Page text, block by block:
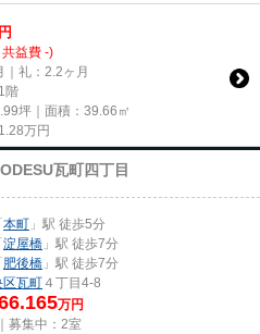
円
益費 -)
｜礼：2.2ヶ月
階
坪｜面積：39.66㎡
1.28万円
瓦町四丁目
本町 」駅 徒歩5分
淀屋橋 」駅 徒歩7分
肥後橋 」駅 徒歩7分
区瓦町 ４丁目4-8
万円
募集中： 2室